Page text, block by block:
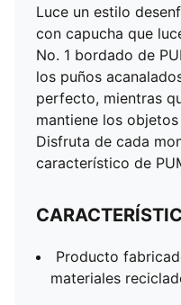
Luce un estilo
con capucha que
No. 1 bordado de
los puños
perfecto, mientras
mantiene los
Disfruta de cada
característico de
Producto
materiales